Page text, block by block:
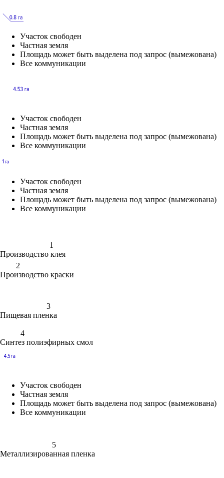
Участок свободен
Частная земля
Площадь может быть выделена под запрос (вымежована)
Все коммуникации
Участок свободен
Частная земля
Площадь может быть выделена под запрос (вымежована)
Все коммуникации
Участок свободен
Частная земля
Площадь может быть выделена под запрос (вымежована)
Все коммуникации
1
Производство клея
2
Производство краски
3
Пищевая пленка
4
Синтез полиэфирных смол
Участок свободен
Частная земля
Площадь может быть выделена под запрос (вымежована)
Все коммуникации
5
Металлизированная пленка